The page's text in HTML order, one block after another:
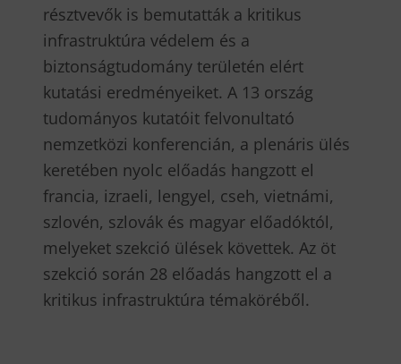
résztvevők is bemutatták a kritikus
infrastruktúra védelem és a
biztonságtudomány területén elért
kutatási eredményeiket. A 13 ország
tudományos kutatóit felvonultató
nemzetközi konferencián, a plenáris ülés
keretében nyolc előadás hangzott el
francia, izraeli, lengyel, cseh, vietnámi,
szlovén, szlovák és magyar előadóktól,
melyeket szekció ülések követtek. Az öt
szekció során 28 előadás hangzott el a
kritikus infrastruktúra témaköréből.